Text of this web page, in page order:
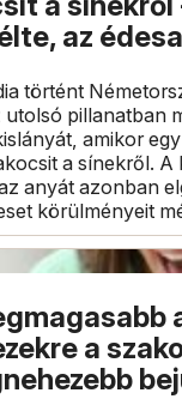
az
történt
utolsó pillanatban
amikor
a sínekről. A
anyát azonban
körülményeit
a